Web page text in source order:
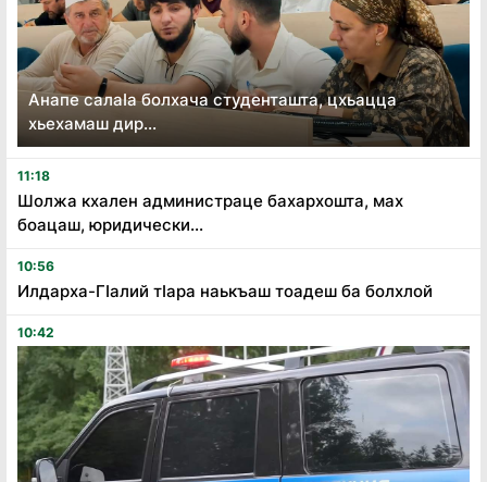
Анапе салаӏа болхача студенташта, цхьацца
хьехамаш дир...
11:18
Шолжа кхален администраце бахархошта, мах
боацаш, юридически...
10:56
Илдарха-Гӏалий тӏара наькъаш тоадеш ба болхлой
10:42